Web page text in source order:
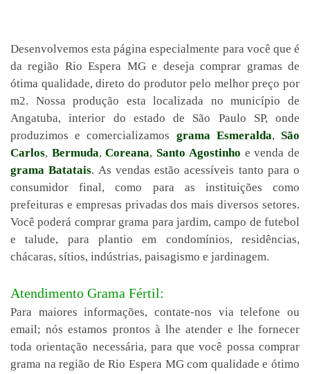
Desenvolvemos esta página especialmente para você que é
da região Rio Espera MG e deseja comprar gramas de
ótima qualidade, direto do produtor pelo melhor preço por
m2. Nossa produção esta localizada no município de
Angatuba, interior do estado de São Paulo SP, onde
produzimos e comercializamos grama Esmeralda,São
Carlos, Bermuda,Coreana,Santo Agostinho e venda de
grama Batatais. As vendas estão acessíveis tanto para o
consumidor final, como para as instituições como
prefeituras e empresas privadas dos mais diversos setores.
Você poderá comprar grama para jardim, campo de futebol
e talude, para plantio em condomínios, residências,
chácaras, sítios, indústrias, paisagismo e jardinagem.
Atendimento Grama Fértil:
Para maiores informações, contate-nos via telefone ou
email; nós estamos prontos à lhe atender e lhe fornecer
toda orientação necessária, para que você possa comprar
grama na região de Rio Espera MG com qualidade e ótimo